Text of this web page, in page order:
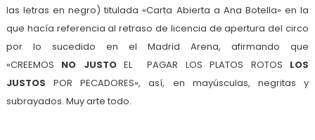
las letras en negro) titulada «Carta Abierta a Ana Botella» en la
que hacía referencia al retraso de licencia de apertura del circo
por lo sucedido en el Madrid Arena, afirmando que
«CREEMOS NO JUSTOEL PAGAR LOS PLATOS ROTOS LOS
JUSTOS POR PECADORES», así, en mayúsculas, negritas y
subrayados. Muy arte todo.